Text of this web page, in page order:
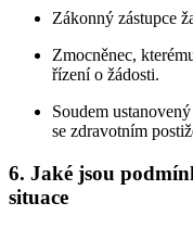
Zákonný zástupce
Zmocněnec,
řízení o žádosti.
Soudem
se zdravotním
6. Jaké jsou
situace